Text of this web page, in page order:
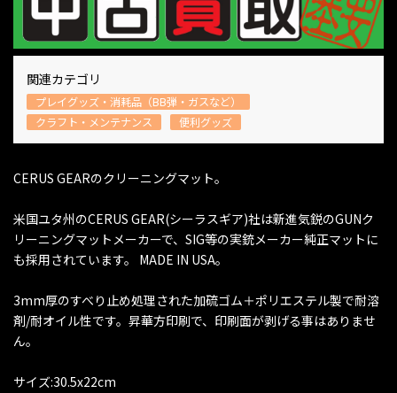
関連カテゴリ
プレイグッズ・消耗品（BB弾・ガスなど）
クラフト・メンテナンス
便利グッズ
CERUS GEARのクリーニングマット。
米国ユタ州のCERUS GEAR(シーラスギア)社は新進気鋭のGUNク
リーニングマットメーカーで、SIG等の実銃メーカー純正マットに
も採用されています。 MADE IN USA。
3mm厚のすべり止め処理された加硫ゴム＋ポリエステル製で耐溶
剤/耐オイル性です。昇華方印刷で、印刷面が剥げる事はありませ
ん。
サイズ:30.5x22cm